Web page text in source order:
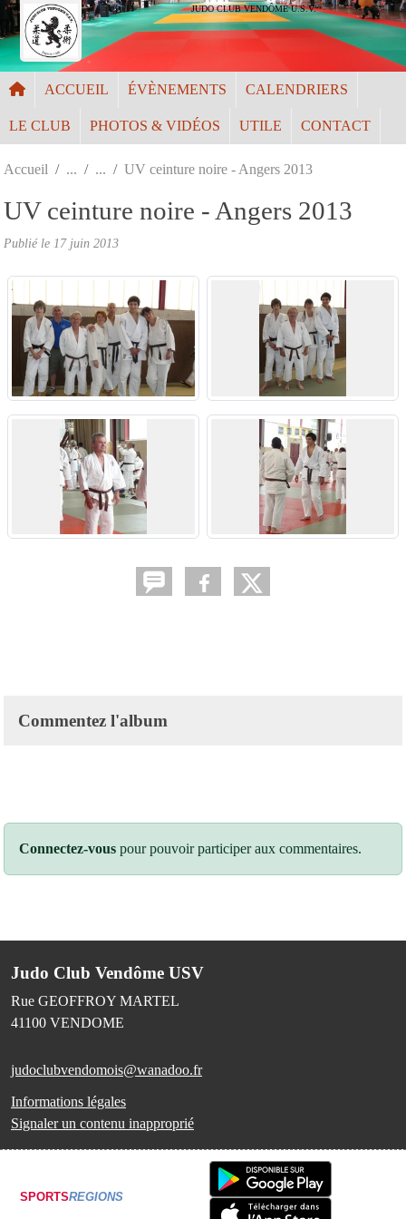
JUDO CLUB VENDÔME U.S.V.
ACCUEIL ÉVÈNEMENTS CALENDRIERS
LE CLUB PHOTOS & VIDÉOS UTILE CONTACT
Accueil UV ceinture noire - Angers 2013
UV ceinture noire - Angers 2013
Publié le 17 juin 2013
Commentez l'album
Connectez-vous pour pouvoir participer aux commentaires.
Judo Club Vendôme USV
Rue GEOFFROY MARTEL
41100 VENDOME
judoclubvendomois@wanadoo.fr
Informations légales
Signaler un contenu inapproprié
SPORTSREGIONS
Panneau de gestion des cookies